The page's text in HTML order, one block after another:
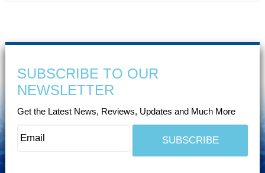
SUBSCRIBE TO OUR
NEWSLETTER
Get the Latest News, Reviews, Updates and Much More